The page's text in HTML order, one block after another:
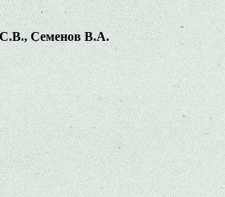
Семенов В.А.